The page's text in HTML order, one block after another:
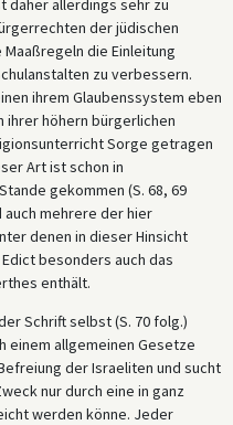
der jüdischen
die Einleitung
zu verbessern.
ihrem Glaubenssystem eben
ihrer höhern bürgerlichen
Sorge getragen
Art ist schon in
gekommen (S. 68, 69
auch mehrere der hier
denen in dieser Hinsicht
besonders auch das
enthält.
Schrift selbst (S. 70 folg.)
einem allgemeinen Gesetze
der Israeliten und sucht
nur durch eine in ganz
werden könne. Jeder